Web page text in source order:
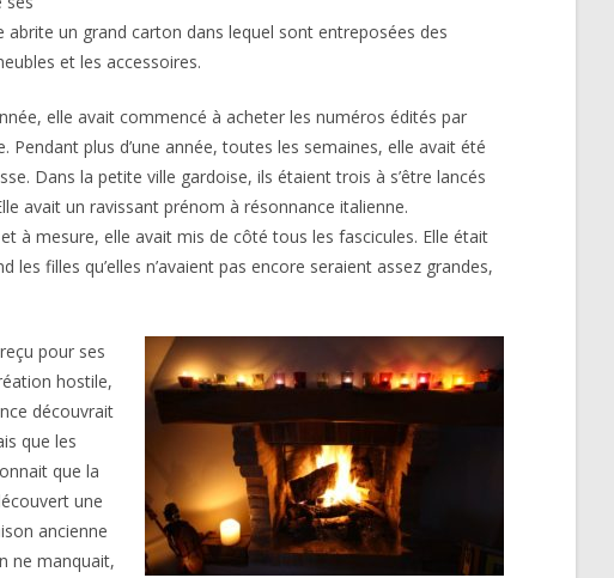
un grand carton dans lequel sont entreposées des
et les accessoires.
elle avait commencé à acheter les numéros édités par
plus d’une année, toutes les semaines, elle avait été
Dans la petite ville gardoise, ils étaient trois à s’être lancés
avait un ravissant prénom à résonnance italienne.
à mesure, elle avait mis de côté tous les fascicules. Elle était
filles qu’elles n’avaient pas encore seraient assez grandes,
pour ses
hostile,
découvrait
que les
que la
une
ancienne
ne manquait,